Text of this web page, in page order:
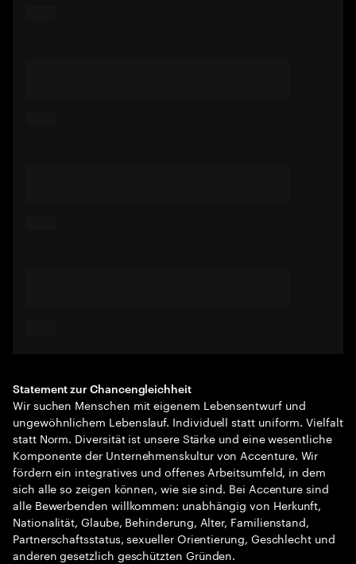
Statement zur Chancengleichheit
Wir suchen Menschen mit eigenem Lebensentwurf und
ungewöhnlichem Lebenslauf. Individuell statt uniform. Vielfalt
statt Norm. Diversität ist unsere Stärke und eine wesentliche
Komponente der Unternehmenskultur von Accenture. Wir
fördern ein integratives und offenes Arbeitsumfeld, in dem
sich alle so zeigen können, wie sie sind. Bei Accenture sind
alle Bewerbenden willkommen: unabhängig von Herkunft,
Nationalität, Glaube, Behinderung, Alter, Familienstand,
Partnerschaftsstatus, sexueller Orientierung, Geschlecht und
anderen gesetzlich geschützten Gründen.